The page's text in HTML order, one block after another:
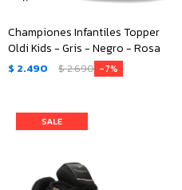
Championes Infantiles Topper
Oldi Kids - Gris - Negro - Rosa
$ 2.490 $2.690 7